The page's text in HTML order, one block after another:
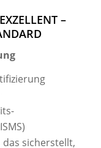
–
sicherstellt,